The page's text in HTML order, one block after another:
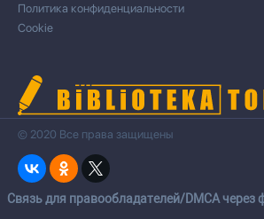
Политика конфиденциальности
Cookie
© 2020 Все права защищены
Cвязь для правообладателей/DMCA через